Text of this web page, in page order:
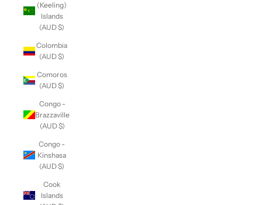
(Keeling)
Islands
(AUD $)
Colombia
(AUD $)
Comoros
(AUD $)
Congo -
Brazzaville
(AUD $)
Congo -
Kinshasa
(AUD $)
Cook
Islands